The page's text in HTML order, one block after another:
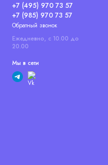
+7 (495) 970 73 57
+7 (985) 970 73 57
Обратный звонок
Ежедневно, с 10.00 до
20.00
Мы в сети